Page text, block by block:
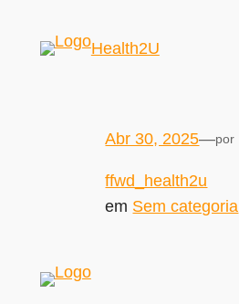
Health2U
Abr 30, 2025—por
ffwd_health2u
em Sem categoria